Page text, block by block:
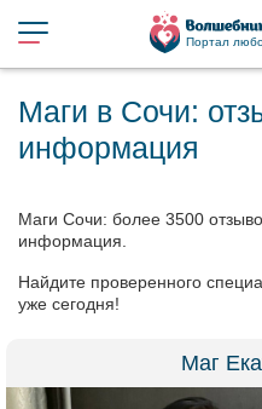
Портал
Маги в Сочи:
информация
Маги Сочи: более 3500
информация.
Найдите проверенного
уже сегодня!
Маг